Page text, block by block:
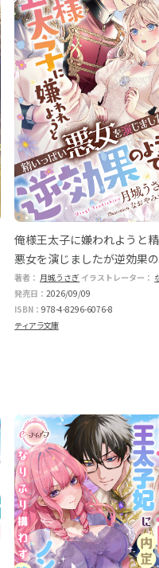
俺様王太子に嫌われようと
悪女を演じましたが逆効果
す!?
著者：月城うさぎ イラストレーター：
発売日：2026/09/09
ISBN：978-4-8296-6076-8
ティアラ文庫